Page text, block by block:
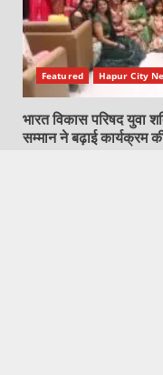
Featured Hapur City
भारत विकास परिषद युवा
सम्मान ने बढ़ाई कार्यक्रम